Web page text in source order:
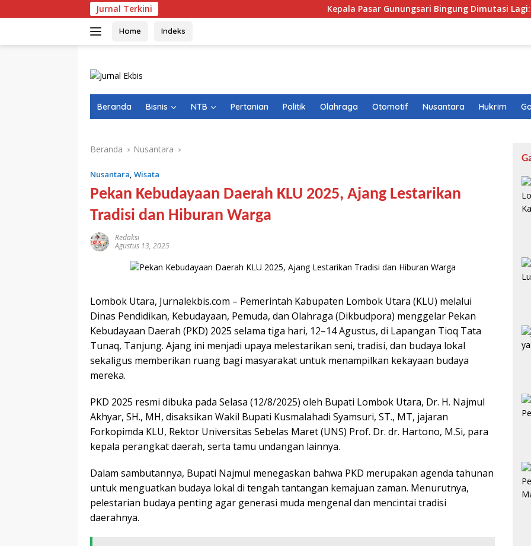
ke
Jurnal Terkini Kepala Pasar Gunungsari Bingung Dimutasi Lagi: “Saya
Home Indeks
Beranda Bisnis NTB Pertanian Politik Olahraga Otomotif Nusantara Hukrim
Beranda Nusantara
Nusantara, Wisata
Pekan Kebudayaan Daerah KLU 2025, Ajang Lestarikan
Tradisi dan Hiburan Warga
Redaksi
Agustus 13, 2025
Lombok Utara, Jurnalekbis.com – Pemerintah Kabupaten Lombok Utara (KLU) melalui
Dinas Pendidikan, Kebudayaan, Pemuda, dan Olahraga (Dikbudpora) menggelar Pekan
Kebudayaan Daerah (PKD) 2025 selama tiga hari, 12–14 Agustus, di Lapangan Tioq Tata
Tunaq, Tanjung. Ajang ini menjadi upaya melestarikan seni, tradisi, dan budaya lokal
sekaligus memberikan ruang bagi masyarakat untuk menampilkan kekayaan budaya
mereka.
PKD 2025 resmi dibuka pada Selasa (12/8/2025) oleh Bupati Lombok Utara, Dr. H. Najmul
Akhyar, SH., MH, disaksikan Wakil Bupati Kusmalahadi Syamsuri, ST., MT, jajaran
Forkopimda KLU, Rektor Universitas Sebelas Maret (UNS) Prof. Dr. dr. Hartono, M.Si, para
kepala perangkat daerah, serta tamu undangan lainnya.
Dalam sambutannya, Bupati Najmul menegaskan bahwa PKD merupakan agenda tahunan
untuk menguatkan budaya lokal di tengah tantangan kemajuan zaman. Menurutnya,
pelestarian budaya penting agar generasi muda mengenal dan mencintai tradisi
daerahnya.